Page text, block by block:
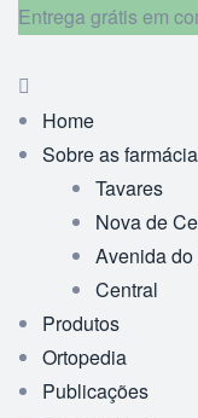
Entrega grátis em
Home
Sobre as
Tavares
Nova de
Avenida do
Central
Produtos
Ortopedia
Publicações